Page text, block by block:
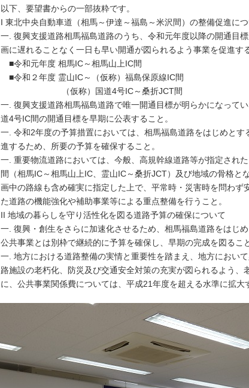
以下、要望書からの一部抜粋です。
I 東北中央自動車道（相馬～伊達～福島～米沢間）の整備促進に
一. 復興支援道路相馬福島道路のうち、令和元年度以降の開通目
画に遅れることなく一日も早い開通が図られるよう事業を促進す
■令和元年度 相馬IC～相馬山上IC間
■令和２年度 霊山IC～（仮称）福島保原線IC間
（仮称）国道4号IC～桑折JCT間
一. 復興支援道路相馬福島道路で唯一開通目標が明らかになって
道4号IC間の開通目標を早期に公表すること。
一. 令和2年度の予算措置においては、相馬福島道路をはじめと
進するため、所要の予算を確保すること。
一. 重要物流道路においては、今般、高規幹線道路等が指定され
間（相馬IC～相馬山上IC、霊山IC～桑折JCT）及び地域の骨格と
画中の路線も含め確実に指定した上で、平常時・災害時を問わず
た道路の機能強化や補助事業等による重点整備を行うこと。
II 地域の暮らしを守り活性化を図る道路予算の確保について
一. 復興・創生をさらに加速化させるため、相馬福島道路をはじ
公共事業とは別枠で継続的に予算を確保し、早期の完成を図ること
一. 地方における道路整備の実情と重要性を踏まえ、地方におい
路施設の老朽化、防災及び交通安全対策の充実が図られるよう、
に、公共事業関係費については、平成21年度を超える水準に拡大